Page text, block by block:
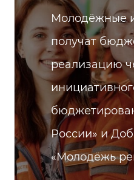
Молодёжные
получат
реализацию
России» и
«Молодёжь